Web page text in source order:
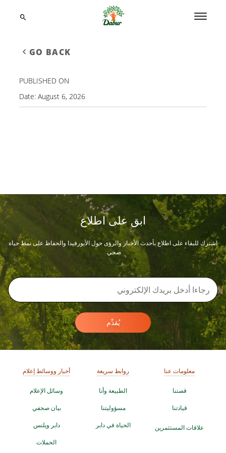
GO BACK
PUBLISHED ON
Date:August 6, 2026
ابق على اطلاع
اشترك للبقاء على اطلاع بأحدث الأخبار والرؤى حول الأيورفيدا والحفاظ على نمط حياة
صحي.
يُقدِّم
معلومات عنا
قصتنا
قيادتنا
علاقات المستثمرين
روابط سريعة
الطبيعة وأنا
مسؤوليتنا
الحياة في دابر
أخبار ووسائط إعلام
وسائل الإعلام
بيان صحفي
دابر ويلنس
الحملات